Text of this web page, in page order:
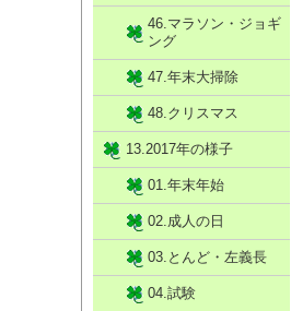
46.マラソン・ジョギ
ング
47.年末大掃除
48.クリスマス
13.2017年の様子
01.年末年始
02.成人の日
03.とんど・左義長
04.試験